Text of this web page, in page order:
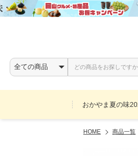
おかやま夏の味
HOME 商品一覧